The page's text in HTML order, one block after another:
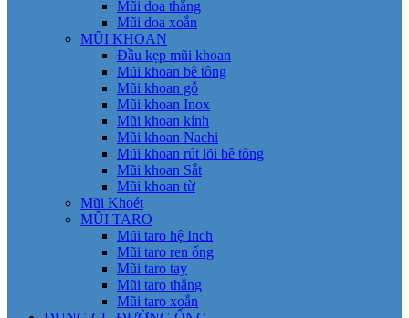
Mũi doa thẳng
Mũi doa xoắn
MŨI KHOAN
Đầu kẹp mũi khoan
Mũi khoan bê tông
Mũi khoan gỗ
Mũi khoan Inox
Mũi khoan kính
Mũi khoan Nachi
Mũi khoan rút lõi bê tông
Mũi khoan Sắt
Mũi khoan từ
Mũi Khoét
MŨI TARO
Mũi taro hệ Inch
Mũi taro ren ống
Mũi taro tay
Mũi taro thẳng
Mũi taro xoắn